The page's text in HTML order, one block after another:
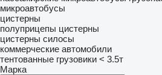
микроавтобусы
цистерны
полуприцепы цистерны
цистерны силосы
коммерческие автомобили
тентованные грузовики < 3.5т
Марка